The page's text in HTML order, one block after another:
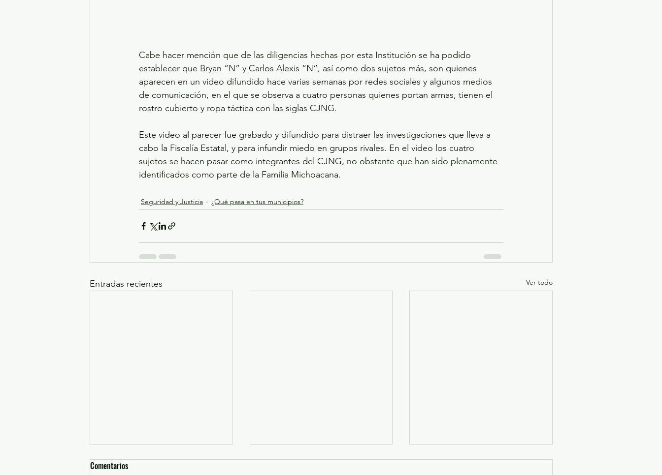
Cabe hacer mención que de las diligencias hechas por esta Institución se ha podido
establecer que Bryan “N” y Carlos Alexis “N”, así como dos sujetos más, son quienes
aparecen en un video difundido hace varias semanas por redes sociales y algunos medios
de comunicación, en el que se observa a cuatro personas quienes portan armas, tienen el
rostro cubierto y ropa táctica con las siglas CJNG.
Este video al parecer fue grabado y difundido para distraer las investigaciones que lleva a
cabo la Fiscalía Estatal, y para infundir miedo en grupos rivales. En el video los cuatro
sujetos se hacen pasar como integrantes del CJNG, no obstante que han sido plenamente
identificados como parte de la Familia Michoacana.
Seguridad y Justicia ¿Qué pasa en tus municipios?
Entradas recientes Ver todo
Comentarios